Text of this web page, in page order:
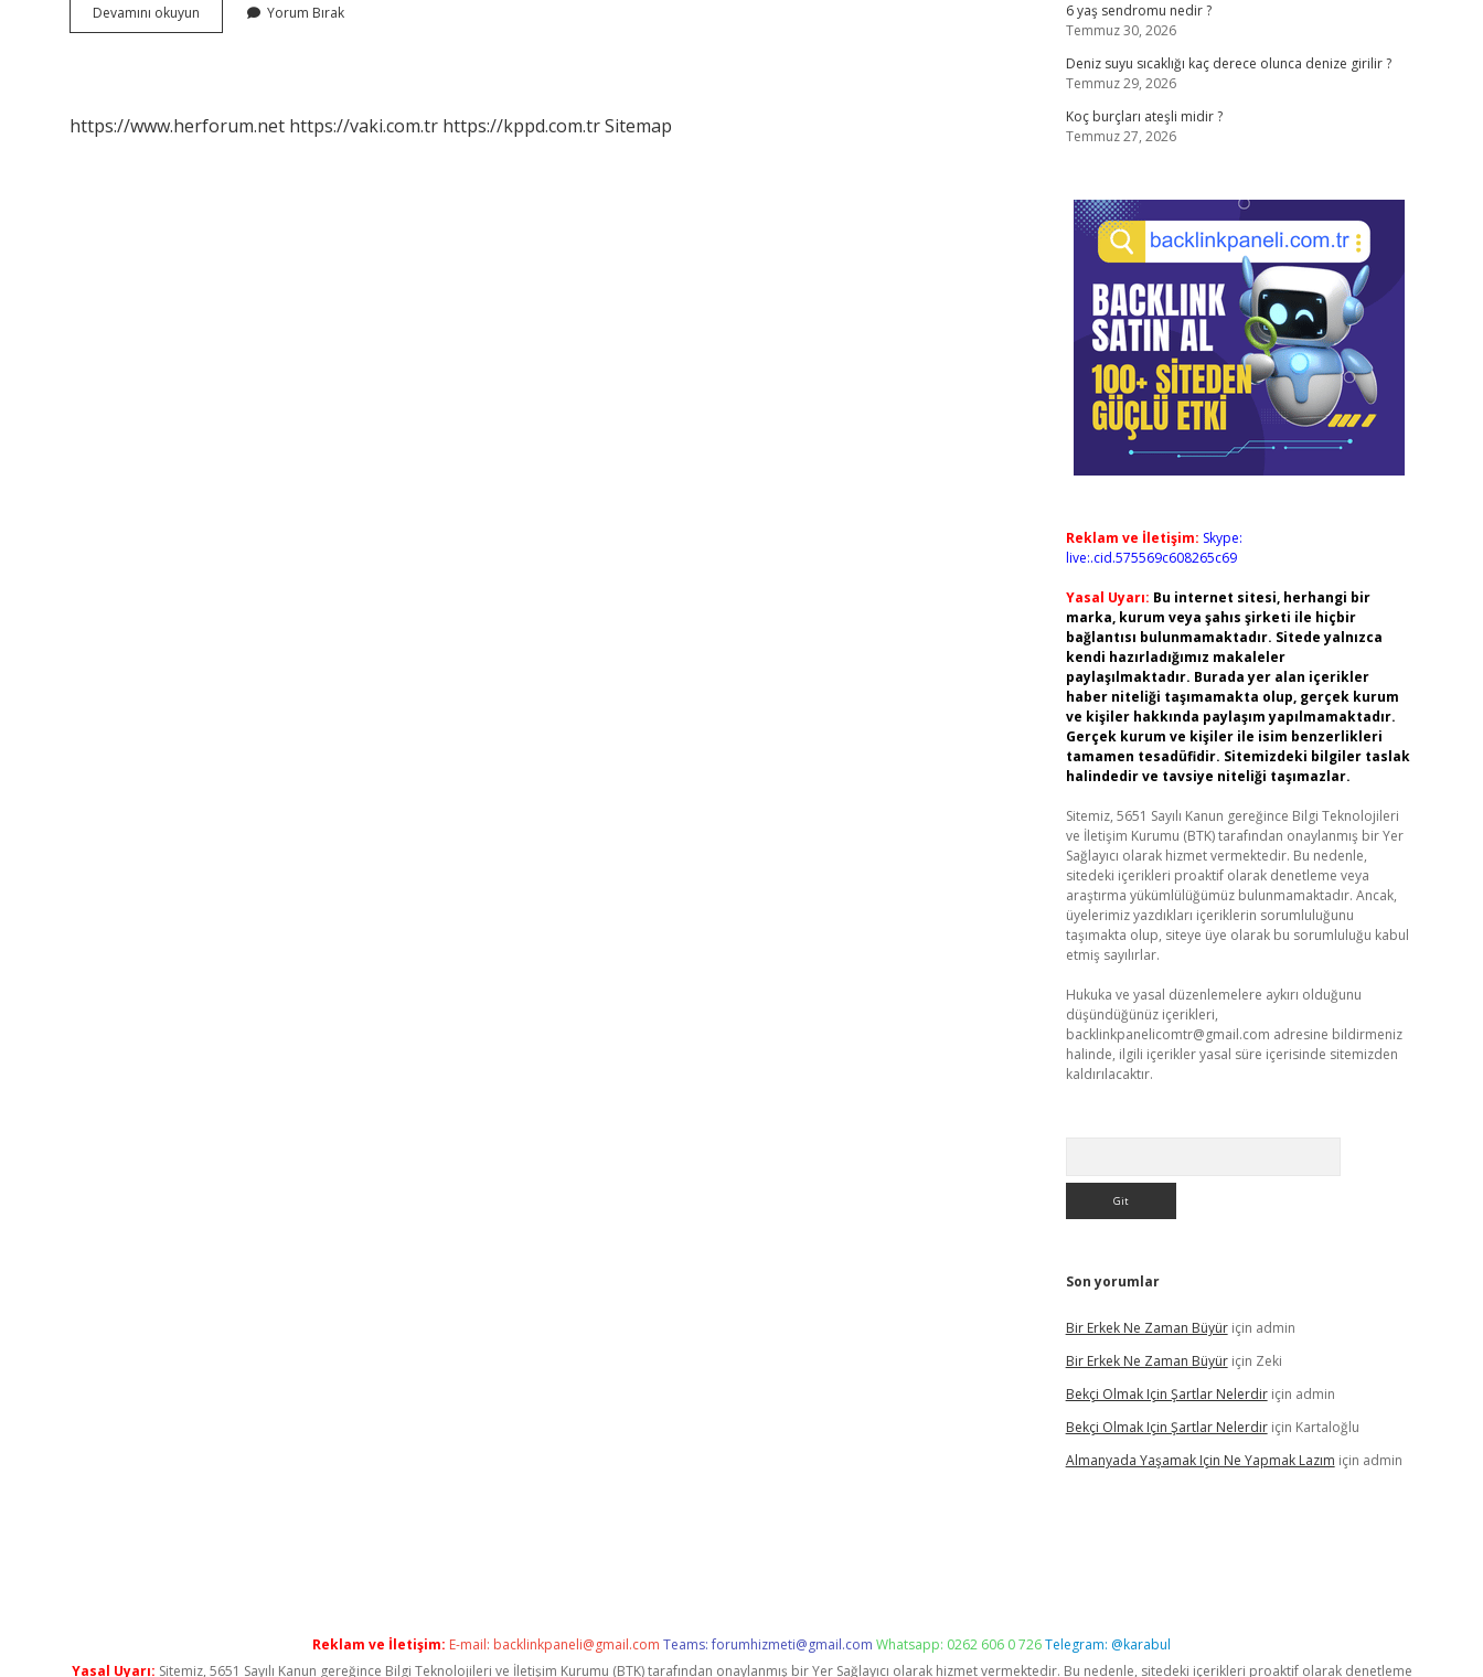
Devamını okuyun
Eğitimi
Yorum Bırak
https://www.herforum.net https://vaki.com.tr https://kppd.com.trSitemap
6 yaş sendromu nedir ?
Temmuz 30, 2026
Deniz suyu sıcaklığı kaç derece olunca denize girilir ?
Temmuz 29, 2026
Koç burçları ateşli midir ?
Temmuz 27, 2026
Reklam ve İletişim: Skype:
live:.cid.575569c608265c69
Yasal Uyarı: Bu internet sitesi, herhangi bir
marka, kurum veya şahıs şirketi ile hiçbir
bağlantısı bulunmamaktadır. Sitede yalnızca
kendi hazırladığımız makaleler
paylaşılmaktadır. Burada yer alan içerikler
haber niteliği taşımamakta olup, gerçek kurum
ve kişiler hakkında paylaşım yapılmamaktadır.
Gerçek kurum ve kişiler ile isim benzerlikleri
tamamen tesadüfidir. Sitemizdeki bilgiler taslak
halindedir ve tavsiye niteliği taşımazlar.
Sitemiz, 5651 Sayılı Kanun gereğince Bilgi Teknolojileri
ve İletişim Kurumu (BTK) tarafından onaylanmış bir Yer
Sağlayıcı olarak hizmet vermektedir. Bu nedenle,
sitedeki içerikleri proaktif olarak denetleme veya
araştırma yükümlülüğümüz bulunmamaktadır. Ancak,
üyelerimiz yazdıkları içeriklerin sorumluluğunu
taşımakta olup, siteye üye olarak bu sorumluluğu kabul
etmiş sayılırlar.
Hukuka ve yasal düzenlemelere aykırı olduğunu
düşündüğünüz içerikleri,
backlinkpanelicomtr@gmail.com adresine bildirmeniz
halinde, ilgili içerikler yasal süre içerisinde sitemizden
kaldırılacaktır.
Son yorumlar
Bir Erkek Ne Zaman Büyüriçin admin
Bir Erkek Ne Zaman Büyüriçin Zeki
Bekçi Olmak Için Şartlar Nelerdiriçin admin
Bekçi Olmak Için Şartlar Nelerdiriçin Kartaloğlu
Almanyada Yaşamak Için Ne Yapmak Lazım için admin
Reklam ve İletişim: E-mail: backlinkpaneli@gmail.com Teams:forumhizmeti@gmail.com Whatsapp: 0262 606 0 726Telegram: @karabul
Yasal Uyarı: Sitemiz, 5651 Sayılı Kanun gereğince Bilgi Teknolojileri ve İletişim Kurumu (BTK) tarafından onaylanmış bir Yer Sağlayıcı olarak hizmet vermektedir. Bu nedenle, sitedeki içerikleri proaktif olarak denetleme